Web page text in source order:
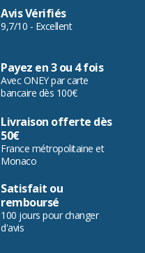
Avis Vérifiés
9,7/10 - Excellent
Payez en 3 ou 4 fois
Avec ONEY par carte
bancaire dès 100€
Livraison offerte dès
50€
France métropolitaine et
Monaco
Satisfait ou
remboursé
100 jours pour changer
d'avis